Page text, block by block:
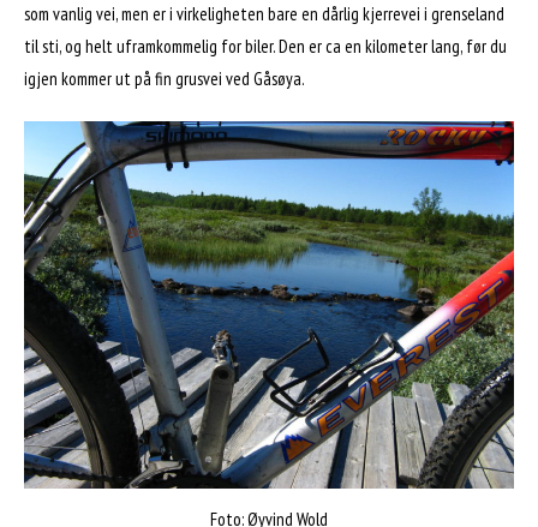
som vanlig vei, men er i virkeligheten bare en dårlig kjerrevei i grenseland
til sti, og helt uframkommelig for biler. Den er ca en kilometer lang, før du
igjen kommer ut på fin grusvei ved Gåsøya.
Foto: Øyvind Wold